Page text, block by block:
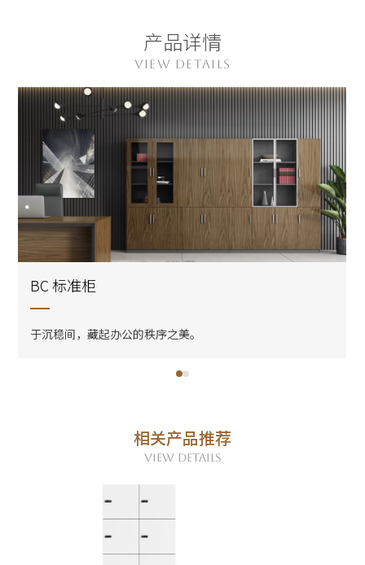
产品详情
VIEW DETAILS
BC 标准柜
于沉稳间，藏起办公的秩序之美。
相关产品推荐
VIEW DETAILS